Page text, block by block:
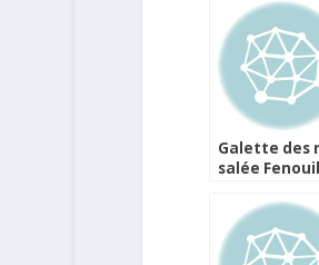
Galette des
salée
d’agastache